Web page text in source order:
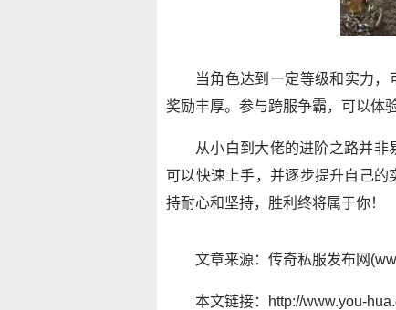
当角色达到一定等级和实力，
奖励丰厚。参与跨服争霸，可以体
从小白到大佬的进阶之路并
可以快速上手，并逐步提升自己
持耐心和坚持，胜利终将属于你！
文章来源：传奇私服发布网
本文链接：http://www.you-